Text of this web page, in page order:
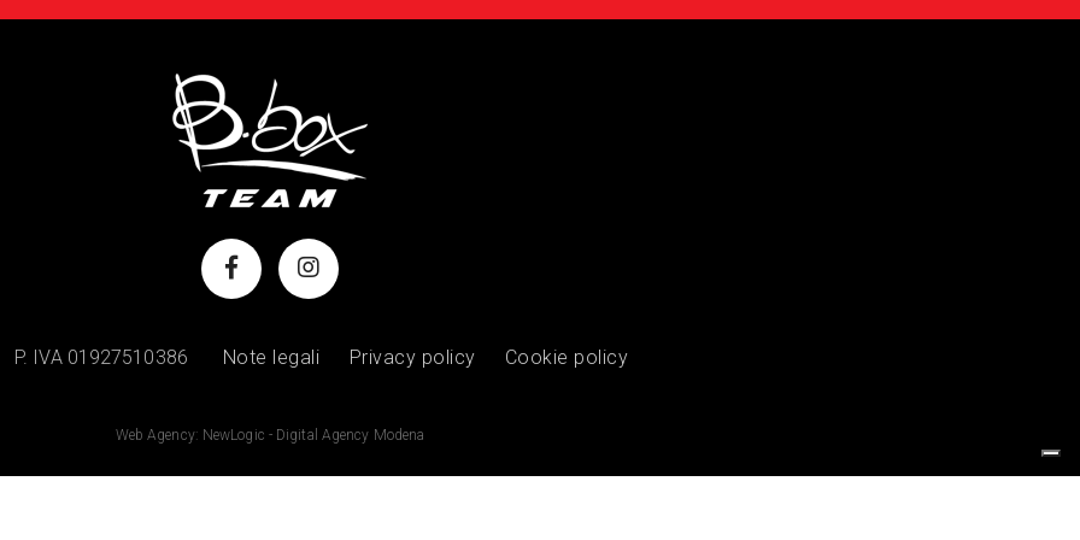
P. IVA 01927510386 Note legali Privacy policy Cookie policy
Web Agency: NewLogic - Digital Agency Modena